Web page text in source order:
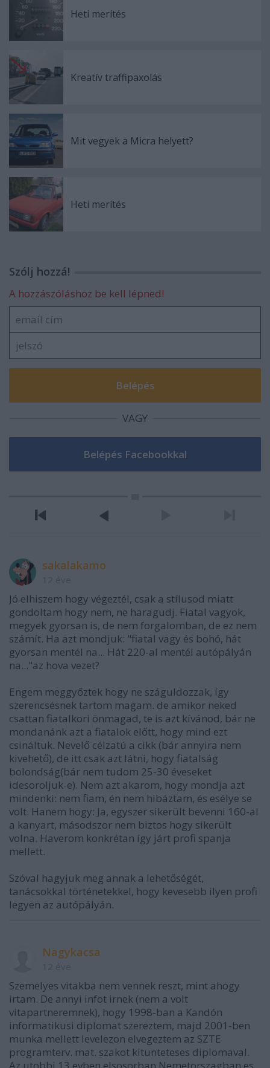
Heti merítés
Kreatív traffipaxolás
Mit vegyek a Micra helyett?
Heti merítés
Szólj hozzá!
A hozzászóláshoz be kell lépned!
VAGY
sakalakamo
Jó elhiszem hogy végeztél, csak a stílusod miatt
gondoltam hogy nem, ne haragudj. Fiatal vagyok,
megyek gyorsan is, de nem forgalomban, de ez nem
számít. Ha azt mondjuk: "fiatal vagy és bohó, hát
gyorsan mentél na... Hát 220-al mentél autópályán
na..."az hova vezet?
Engem meggyőztek hogy ne száguldozzak, így
szerencsésnek tartom magam. de amikor neked
csattan fiatalkori önmagad, te is azt kívánod, bár ne
mondanánk azt a fiatalok előtt, hogy mind ezt
csináltuk. Nevelő célzatú a cikk (bár annyira nem
kivehető), de itt csak azt látni, hogy fiatalság
bolondság(bár nem tudom 25-30 éveseket
idesoroljuk-e). Nem azt akarom, hogy mondja azt
mindenki: nem fiam, én nem hibáztam, és esélye se
volt. Hanem hogy: Ja, egyszer sikerült bevenni 160-al
a kanyart, másodszor nem biztos hogy sikerült
volna. Haverom konkrétan így járt profi spanja
mellett.
Szóval hagyjuk meg annak a lehetőségét,
tanácsokkal történetekkel, hogy kevesebb ilyen profi
legyen az autópályán.
Nagykacsa
Szemelyes vitakba nem vennek reszt, mint ahogy
irtam. De annyi infot irnek (nem a volt
vitapartneremnek), hogy 1998-ban a Kandón
informatikusi diplomat szereztem, majd 2001-ben
munka mellett levelezon elvegeztem az SZTE
programterv. mat. szakot kitunteteses diplomaval.
Az utobbi 13 evben elsosorban Nemetorszagban es